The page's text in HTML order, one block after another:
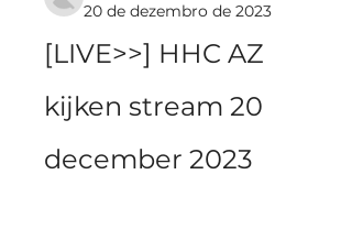
20 de dezembro de 2023
[LIVE>>] HHC AZ
kijken stream 20
december 2023